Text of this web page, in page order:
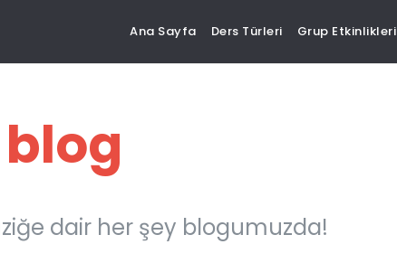
Ana Sayfa Ders Türleri Grup Etkinlikleri
dair her şey blogumuzda!